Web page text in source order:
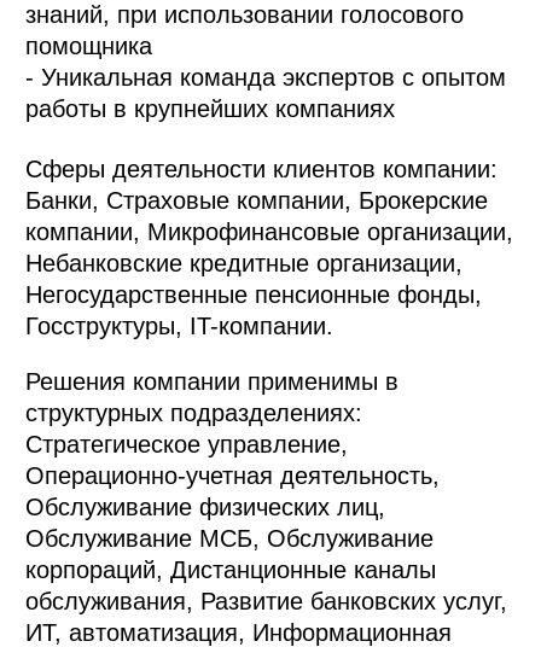
знаний, при использовании голосового
помощника
- Уникальная команда экспертов с опытом
работы в крупнейших компаниях
Сферы деятельности клиентов компании:
Банки, Страховые компании, Брокерские
компании, Микрофинансовые организации,
Небанковские кредитные организации,
Негосударственные пенсионные фонды,
Госструктуры, IT-компании.
Решения компании применимы в
структурных подразделениях:
Стратегическое управление,
Операционно-учетная деятельность,
Обслуживание физических лиц,
Обслуживание МСБ, Обслуживание
корпораций, Дистанционные каналы
обслуживания, Развитие банковских услуг,
ИТ, автоматизация, Информационная